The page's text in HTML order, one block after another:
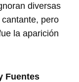
diversas
pero
la aparición
Fuentes